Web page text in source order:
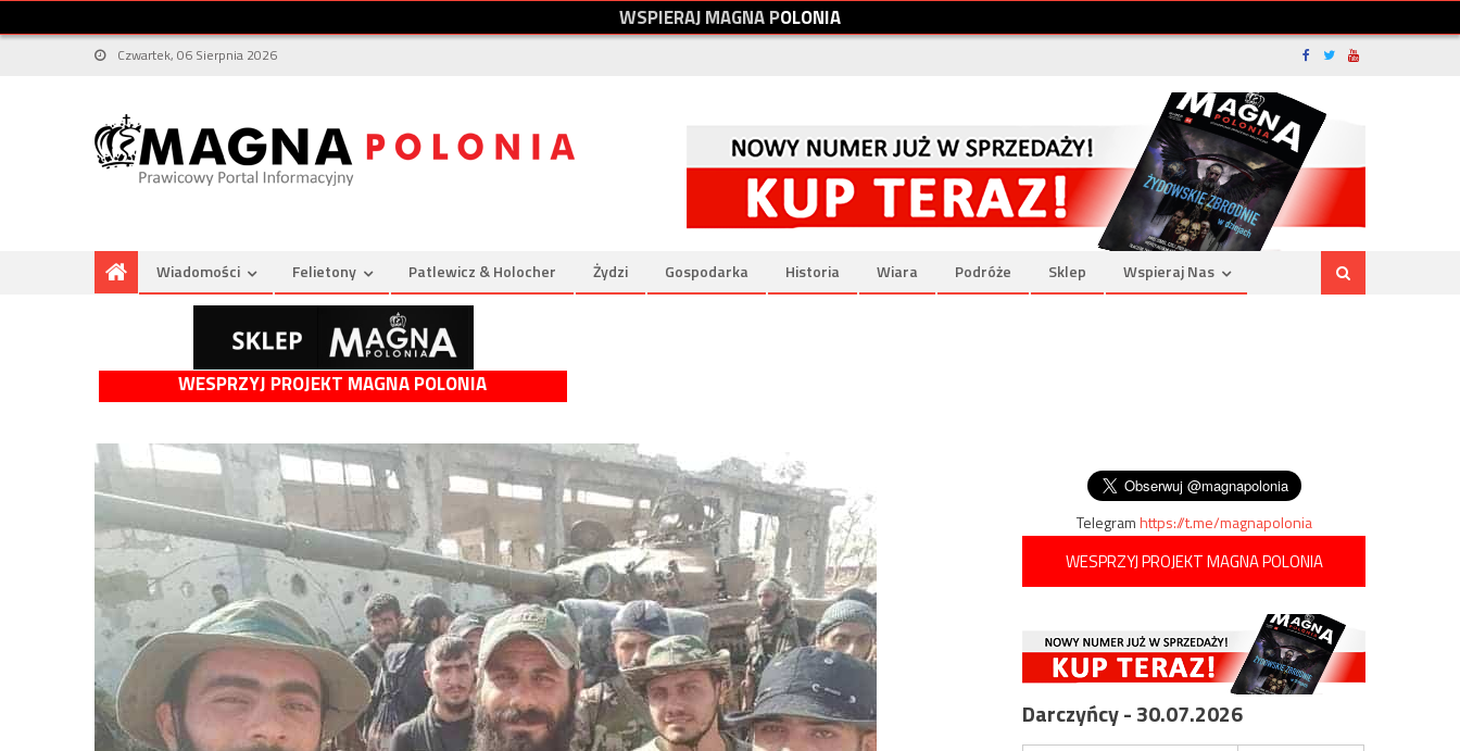
WSPIERAJMAGNAPOLONIA
Czwartek, 06 Sierpnia 2026
Wiadomości Felietony Patlewicz & Holocher Żydzi Gospodarka Historia Wiara Podróże Sklep Wspieraj Nas
WESPRZYJ PROJEKT MAGNA POLONIA
Telegramhttps://t.me/magnapolonia
WESPRZYJ PROJEKT MAGNA POLONIA
Darczyńcy - 30.07.2026